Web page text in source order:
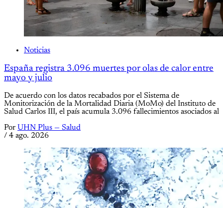
Noticias
España registra 3.096 muertes por olas de calor entre
mayo y julio
De acuerdo con los datos recabados por el Sistema de
Monitorización de la Mortalidad Diaria (MoMo) del Instituto de
Salud Carlos III, el país acumula 3.096 fallecimientos asociados al
Por UHN Plus — Salud
/ 4 ago. 2026